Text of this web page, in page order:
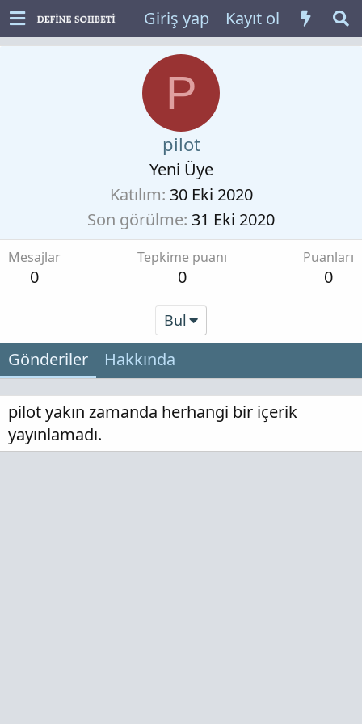
Giriş yap Kayıt ol
P
pilot
Yeni Üye
Katılım 30 Eki 2020
Son görülme 31 Eki 2020
Mesajlar
0
Tepkime puanı
0
Puanları
0
Bul
Gönderiler Hakkında
pilot yakın zamanda herhangi bir içerik
yayınlamadı.